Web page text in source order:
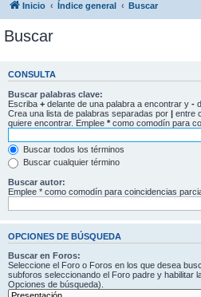
Inicio Índice general Buscar
Buscar
CONSULTA
Buscar palabras clave:
Escriba + delante de una palabra a encontrar y -
Crea una lista de palabras separadas por | entre
quiere encontrar. Emplee * como comodín para
Buscar todos los términos
Buscar cualquier término
Buscar autor:
Emplee * como comodín para coincidencias
OPCIONES DE BÚSQUEDA
Buscar en Foros:
Seleccione el Foro o Foros en los que desea
subforos seleccionando el Foro padre y habilitar
Opciones de búsqueda).